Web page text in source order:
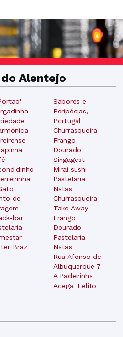
Alentejo
de
bar
Braz
Sabores e
Peripécias,
Portugal
Churrasqueira
Frango
Dourado
Singagest
Mirai sushi
Pastelaria
Natas
Churrasqueira
Take Away
Frango
Dourado
Pastelaria
Natas
Rua Afonso de
Albuquerque 7
A Padeirinha
Adega 'Lelito'